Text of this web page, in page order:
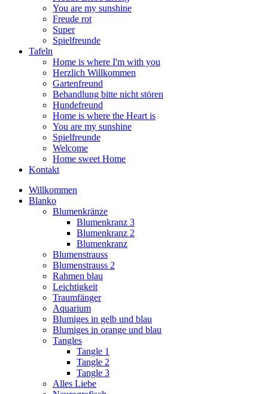
You are my sunshine
Freude rot
Super
Spielfreunde
Tafeln
Home is where I'm with you
Herzlich Willkommen
Gartenfreund
Behandlung bitte nicht stören
Hundefreund
Home is where the Heart is
You are my sunshine
Spielfreunde
Welcome
Home sweet Home
Kontakt
Willkommen
Blanko
Blumenkränze
Blumenkranz 3
Blumenkranz 2
Blumenkranz
Blumenstrauss
Blumenstrauss 2
Rahmen blau
Leichtigkeit
Traumfänger
Aquarium
Blumiges in gelb und blau
Blumiges in orange und blau
Tangles
Tangle 1
Tangle 2
Tangle 3
Alles Liebe